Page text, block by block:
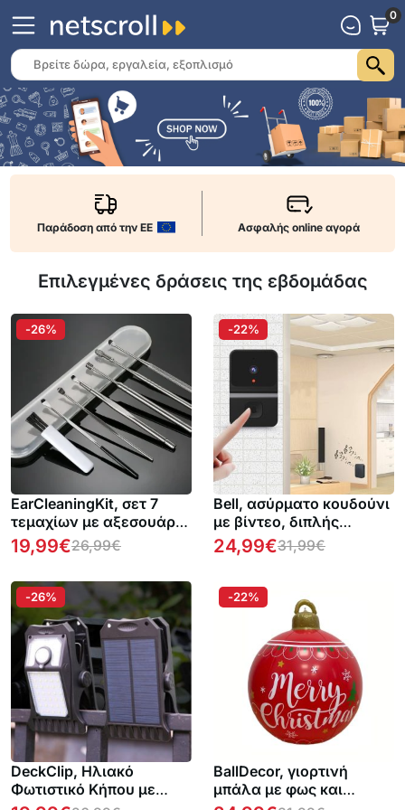
0
Παράδοση από την ΕΕ Ασφαλής online αγορά
Επιλεγμένες δράσεις της εβδομάδας
EarCleaningKit, σετ 7
τεμαχίων με αξεσουάρ
για ασφαλή καθαρισμό
αυτιών 1 + 1 ΔΩΡΕΑΝ
19,99€26,99€
-26%
Bell, ασύρματο κουδούνι
με βίντεο, διπλής
κατεύθυνσης ήχο και
ανιχνευτή κίνησης
24,99€31,99€
-22%
DeckClip, Ηλιακό
Φωτιστικό Κήπου με
-26%
BallDecor, γιορτινή
μπάλα με φως και
-22%